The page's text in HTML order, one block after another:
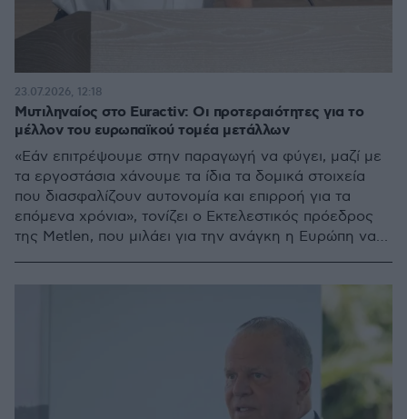
Μυτιληναίος στο Euractiv: Οι προτεραιότητες για το
μέλλον του ευρωπαϊκού τομέα μετάλλων
«Εάν επιτρέψουμε στην παραγωγή να φύγει, μαζί με
τα εργοστάσια χάνουμε τα ίδια τα δομικά στοιχεία
που διασφαλίζουν αυτονομία και επιρροή για τα
επόμενα χρόνια», τονίζει ο Εκτελεστικός πρόεδρος
της Metlen, που μιλάει για την ανάγκη η Ευρώπη να
23.07.2026, 12:18